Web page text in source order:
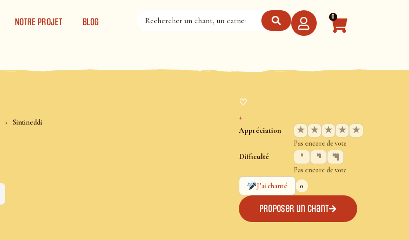
NOTRE PROJET BLOG 0
Sintineddi
♡
+
Appréciation ★ ★ ★ ★ ★
Pas encore de vote
Difficulté
Pas encore de vote
J’ai chanté
0
Proposer un chant